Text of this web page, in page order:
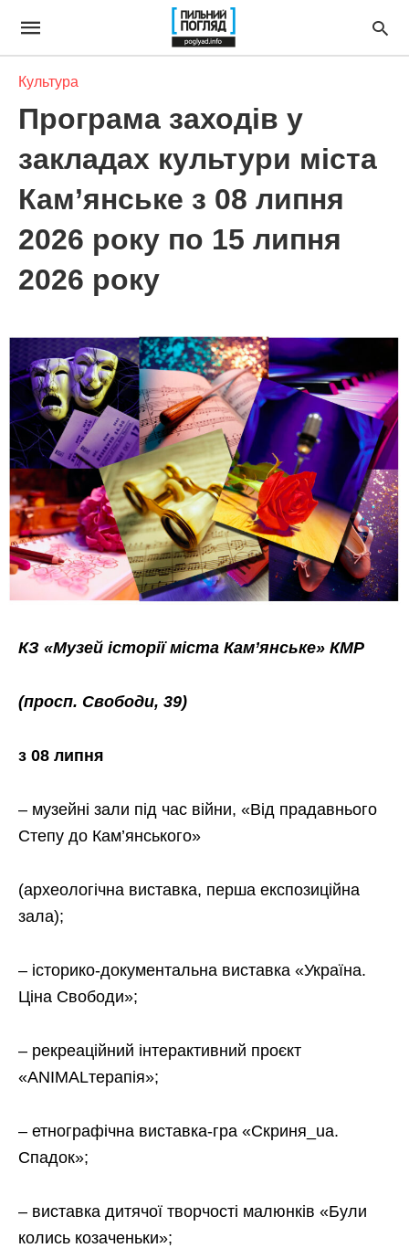
Культура
Програма заходів у
закладах культури міста
Кам’янське з 08 липня
2026 року по 15 липня
2026 року
КЗ «Музей історії міста Кам’янське» КМР
(просп. Свободи, 39)
з 08 липня
– музейні зали під час війни, «Від прадавнього
Степу до Кам’янського»
(археологічна виставка, перша експозиційна
зала);
– історико-документальна виставка «Україна.
Ціна Свободи»;
– рекреаційний інтерактивний проєкт
«ANIMALтерапія»;
– етнографічна виставка-гра «Скриня_ua.
Спадок»;
– виставка дитячої творчості малюнків «Були
колись козаченьки»;